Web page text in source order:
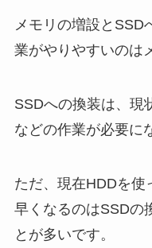
メモリの増設とSSD
業がやりやすいのは
SSDへの換装は、現
などの作業が必要に
ただ、現在HDDを使
早くなるのはSSDの
とが多いです。